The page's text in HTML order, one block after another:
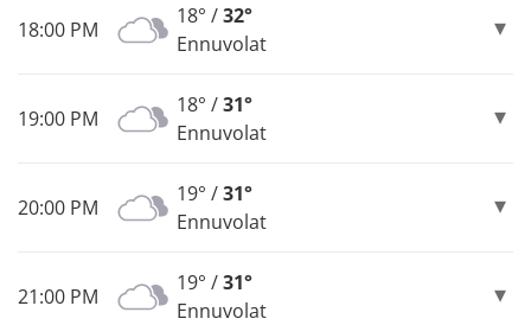
18:00 PM
18° /32°
Ennuvolat
19:00 PM
18° /31°
Ennuvolat
20:00 PM
19° /31°
Ennuvolat
21:00 PM
19° /31°
Ennuvolat